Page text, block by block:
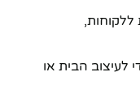
לעיצוב הבית או